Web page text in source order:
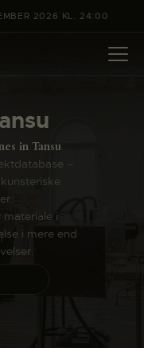
2026 KL. 24:00
in Tansu
–
materiale i
i mere end